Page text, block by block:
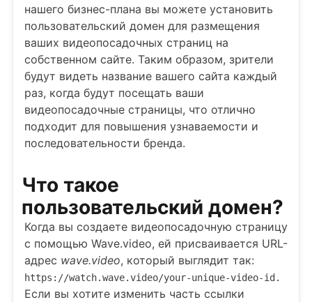
нашего бизнес-плана вы можете установить
пользовательский домен для размещения
ваших видеопосадочных страниц на
собственном сайте. Таким образом, зрители
будут видеть название вашего сайта каждый
раз, когда будут посещать ваши
видеопосадочные страницы, что отлично
подходит для повышения узнаваемости и
последовательности бренда.
Что такое
пользовательский домен?
Когда вы создаете видеопосадочную страницу
с помощью Wave.video, ей присваивается URL-
адрес wave.video, который выглядит так:
https://watch.wave.video/your-unique-video-id.
Если вы хотите изменить часть ссылки